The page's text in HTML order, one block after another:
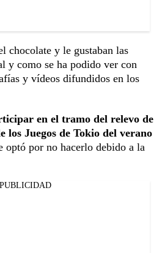
chocolate y le gustaban las
y como se ha podido ver con
y vídeos difundidos en los
en el tramo del relevo de
los Juegos de Tokio del verano
optó por no hacerlo debido a la
PUBLICIDAD